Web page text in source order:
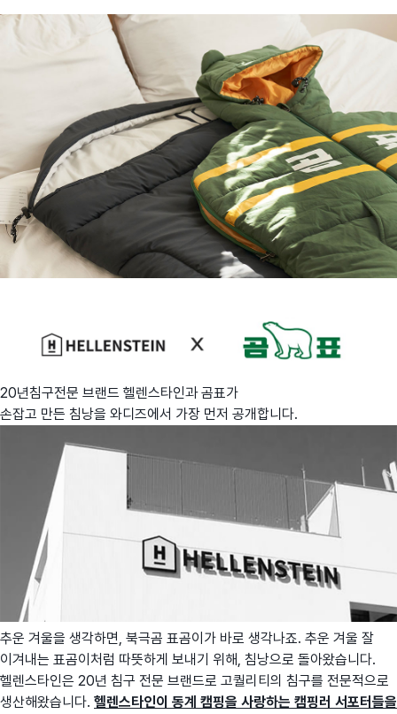
20년침구전문 브랜드 헬렌스타인과 곰표가
손잡고 만든 침낭을 와디즈에서 가장 먼저 공개합니다.
추운 겨울을 생각하면, 북극곰 표곰이가 바로 생각나죠. 추운 겨울 잘
이겨내는 표곰이처럼 따뜻하게 보내기 위해, 침낭으로 돌아왔습니다.
헬렌스타인은 20년 침구 전문 브랜드로 고퀄리티의 침구를 전문적으로
생산해왔습니다. 헬렌스타인이 동계 캠핑을 사랑하는 캠핑러 서포터들을